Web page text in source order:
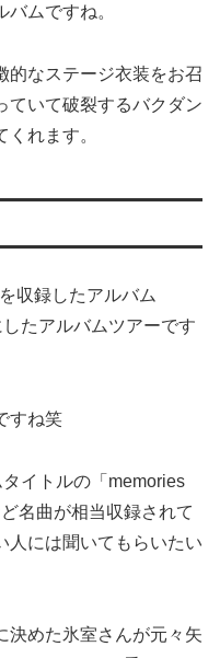
ムですね。
的なステージ衣装をお召
ていて破裂するバクダン
れます。
収録したアルバム
たアルバムツアーです
すね笑
タイトルの「memories
名曲が相当収録されて
人には聞いてもらいたい
決めた氷室さんが元々矢